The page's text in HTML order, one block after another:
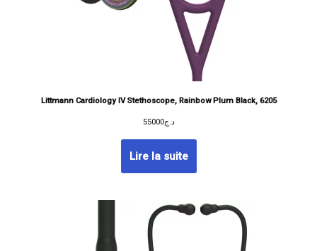
Littmann Cardiology IV Stethoscope, Rainbow Plum Black, 6205
د.ج55000
Lire la suite